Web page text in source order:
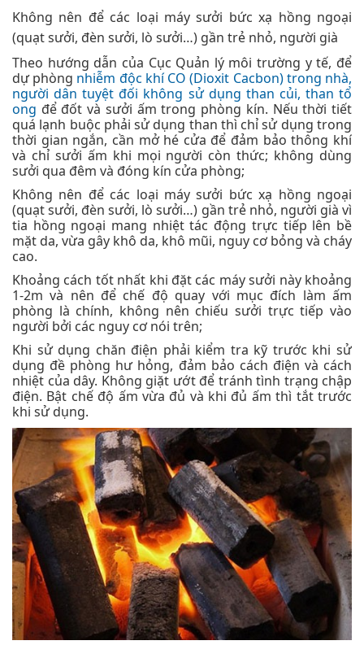
Không nên để các loại máy sưởi bức xạ hồng ngoại
(quạt sưởi, đèn sưởi, lò sưởi…) gần trẻ nhỏ, người già
Theo hướng dẫn của Cục Quản lý môi trường y tế, để
dự phòng nhiễm độc khí CO (Dioxit Cacbon) trong nhà,
người dân tuyệt đối không sử dụng than củi, than tổ
ong để đốt và sưởi ấm trong phòng kín. Nếu thời tiết
quá lạnh buộc phải sử dụng than thì chỉ sử dụng trong
thời gian ngắn, cần mở hé cửa để đảm bảo thông khí
và chỉ sưởi ấm khi mọi người còn thức; không dùng
sưởi qua đêm và đóng kín cửa phòng;
Không nên để các loại máy sưởi bức xạ hồng ngoại
(quạt sưởi, đèn sưởi, lò sưởi…) gần trẻ nhỏ, người già vì
tia hồng ngoại mang nhiệt tác động trực tiếp lên bề
mặt da, vừa gây khô da, khô mũi, nguy cơ bỏng và cháy
cao.
Khoảng cách tốt nhất khi đặt các máy sưởi này khoảng
1-2m và nên để chế độ quay với mục đích làm ấm
phòng là chính, không nên chiếu sưởi trực tiếp vào
người bởi các nguy cơ nói trên;
Khi sử dụng chăn điện phải kiểm tra kỹ trước khi sử
dụng đề phòng hư hỏng, đảm bảo cách điện và cách
nhiệt của dây. Không giặt ướt để tránh tình trạng chập
điện. Bật chế độ ấm vừa đủ và khi đủ ấm thì tắt trước
khi sử dụng.